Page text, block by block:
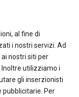
al fine di
i nostri servizi. Ad
nostri siti per
utilizziamo i
gli inserzionisti
pubblicitarie. Per